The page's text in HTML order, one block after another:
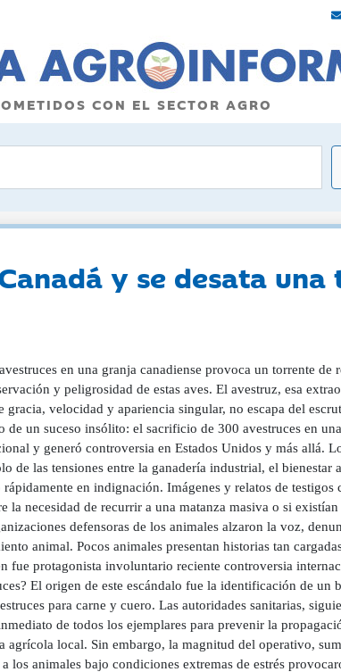
CON EL SECTOR AGRO
y se desata
en una granja canadiense provoca un torrente de
y peligrosidad de estas aves. El avestruz, esa
gracia, velocidad y apariencia singular, no escapa del
de un suceso insólito: el sacrificio de 300 avestruces en
y generó controversia en Estados Unidos y más allá.
de las tensiones entre la ganadería industrial, el
en indignación. Imágenes y relatos de testigos
la necesidad de recurrir a una matanza masiva o si
defensoras de los animales alzaron la voz,
animal. Pocos animales presentan historias tan
fue protagonista involuntario reciente controversia
El origen de este escándalo fue la identificación de un
para carne y cuero. Las autoridades sanitarias,
de todos los ejemplares para prevenir la
agrícola local. Sin embargo, la magnitud del operativo,
los animales bajo condiciones extremas de estrés